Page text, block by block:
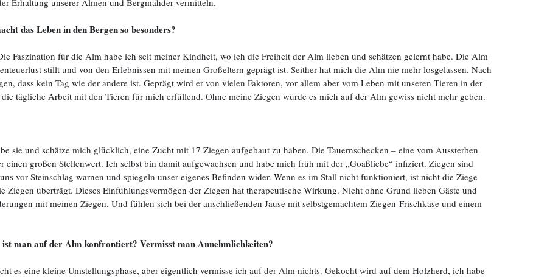
Erhaltung unserer Almen und Bergmähder vermitteln.
das Leben in den Bergen so besonders?
Faszination für die Alm habe ich seit meiner Kindheit, wo ich die Freiheit der Alm lieben und schätzen gelernt habe. Die Alm
stillt und von den Erlebnissen mit meinen Großeltern geprägt ist. Seither hat mich die Alm nie mehr losgelassen. Nach
dass kein Tag wie der andere ist. Geprägt wird er von vielen Faktoren, vor allem aber vom Leben mit unseren Tieren in der
tägliche Arbeit mit den Tieren für mich erfüllend. Ohne meine Ziegen würde es mich auf der Alm gewiss nicht mehr geben.
sie und schätze mich glücklich, eine Zucht mit 17 Ziegen aufgebaut zu haben. Die Tauernschecken – eine vom Aussterben
einen großen Stellenwert. Ich selbst bin damit aufgewachsen und habe mich früh mit der „Goaßliebe“ infiziert. Ziegen sind
vor Steinschlag warnen und spiegeln unser eigenes Befinden wider. Wenn es im Stall nicht funktioniert, ist nicht die Ziege
Ziegen überträgt. Dieses Einfühlungsvermögen der Ziegen hat therapeutische Wirkung. Nicht ohne Grund lieben Gäste und
mit meinen Ziegen. Und fühlen sich bei der anschließenden Jause mit selbstgemachtem Ziegen-Frischkäse und einem
man auf der Alm konfrontiert? Vermisst man Annehmlichkeiten?
es eine kleine Umstellungsphase, aber eigentlich vermisse ich auf der Alm nichts. Gekocht wird auf dem Holzherd, ich habe